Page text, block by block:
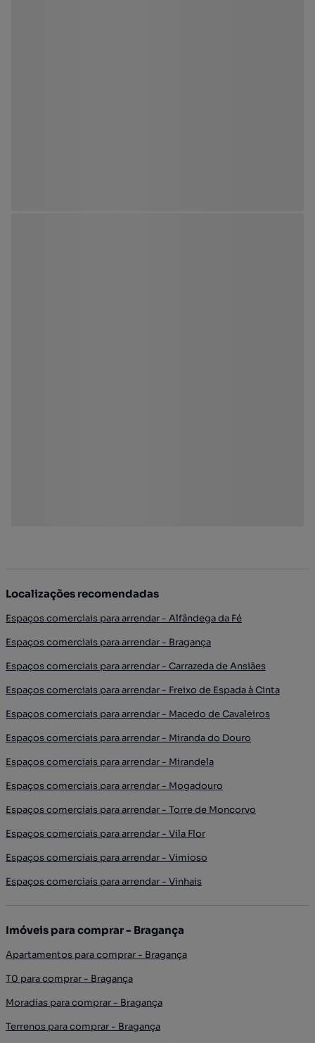
Localizações recomendadas
Espaços comerciais para arrendar - Alfândega da Fé
Espaços comerciais para arrendar - Bragança
Espaços comerciais para arrendar - Carrazeda de Ansiães
Espaços comerciais para arrendar - Freixo de Espada à Cinta
Espaços comerciais para arrendar - Macedo de Cavaleiros
Espaços comerciais para arrendar - Miranda do Douro
Espaços comerciais para arrendar - Mirandela
Espaços comerciais para arrendar - Mogadouro
Espaços comerciais para arrendar - Torre de Moncorvo
Espaços comerciais para arrendar - Vila Flor
Espaços comerciais para arrendar - Vimioso
Espaços comerciais para arrendar - Vinhais
Imóveis para comprar - Bragança
Apartamentos para comprar - Bragança
T0 para comprar - Bragança
Moradias para comprar - Bragança
Terrenos para comprar - Bragança